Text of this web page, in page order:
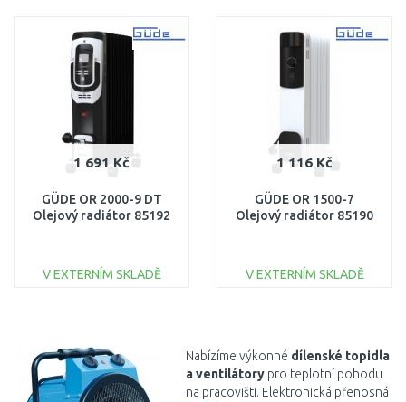
Porovnat Porovnat
1 691 Kč
GÜDE OR 2000-9 DT
Olejový radiátor 85192
V EXTERNÍM SKLADĚ
Porovnat
1 116 Kč
GÜDE OR 1500-7
Olejový radiátor 85190
V EXTERNÍM SKLADĚ
Nabízíme výkonné dílenské topidla
a ventilátory pro teplotní pohodu
na pracovišti. Elektronická přenosná